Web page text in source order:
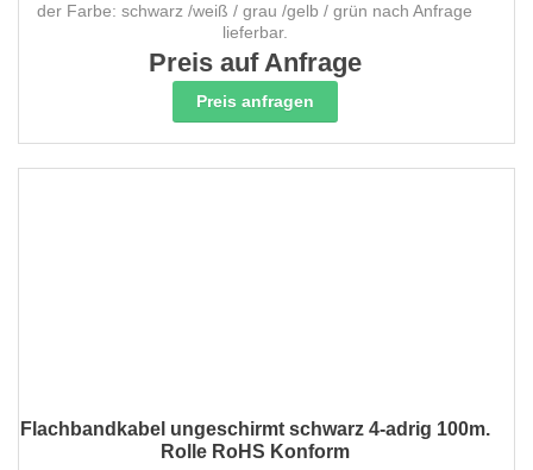
der Farbe: schwarz /weiß / grau /gelb / grün nach Anfrage
lieferbar.
Preis auf Anfrage
Preis anfragen
Flachbandkabel ungeschirmt schwarz 4-adrig 100m.
Rolle RoHS Konform